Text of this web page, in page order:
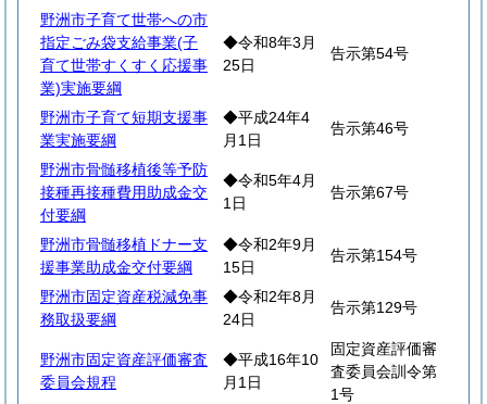
野洲市子育て世帯への市
指定ごみ袋支給事業(子
育て世帯すくすく応援事
業)実施要綱
◆令和8年3月
25日
告示第54号
野洲市子育て短期支援事
業実施要綱
◆平成24年4
月1日
告示第46号
野洲市骨髄移植後等予防
接種再接種費用助成金交
付要綱
◆令和5年4月
1日
告示第67号
野洲市骨髄移植ドナー支
援事業助成金交付要綱
◆令和2年9月
15日
告示第154号
野洲市固定資産税減免事
務取扱要綱
◆令和2年8月
24日
告示第129号
野洲市固定資産評価審査
委員会規程
◆平成16年10
月1日
固定資産評価審
査委員会訓令第
1号